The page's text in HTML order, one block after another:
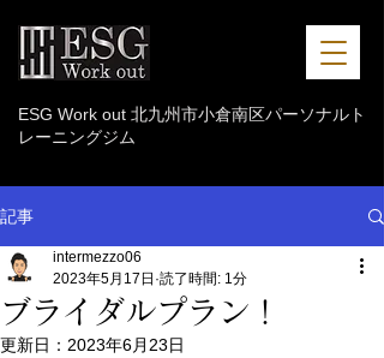
ESG Work out 北九州市小倉南区パーソナルト
レーニングジム
記事
ブライダルプラン！
intermezzo06
2023年5月17日 読了時間: 1分
更新日： 2023年6月23日